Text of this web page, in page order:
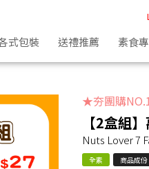
式包裝 送禮推薦 素食
★夯團購
【2盒組
Nuts Lover 7
全素 商品成份